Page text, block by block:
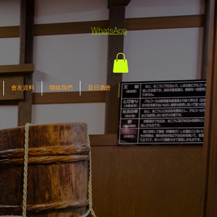
WhatsApp
會友資料 聯絡我們 昔日酒會